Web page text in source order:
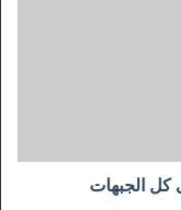
كل الجبهات